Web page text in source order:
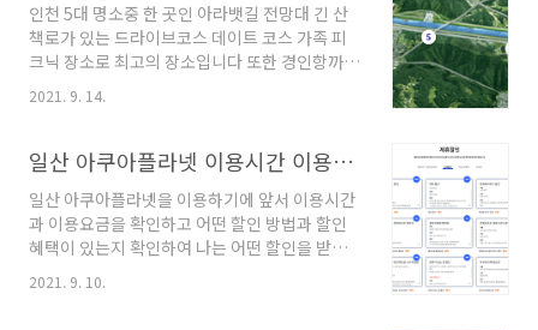
어오는 간조에는 어린아이들과 해수욕을 즐기기
에 좋고 물이 빠지는 간조에는 약 500m가량 갯
벌이 드러나며 수많은 갯벌생물을 체험할 수 있
습니다 또한 서해를 앞두고 울창한 소나무 숲에
알려져 있는 몽산포해수욕장 바로 아래로 이어져
있으며 아래로는 펜션과..
인천 5대 명소중 한 곳인 아라뱃길 전망대 긴 산
책로가 있는 드라이브코스 데이트 코스 가족 피
크닉 장소로 최고의 장소입니다 또한 경인항까지
이어지는 자전거 전용도로를 이용하면 멋진 풍경
을 배경으로 자전거 라이딩을 즐길 수 있는 곳으
서 많은 분이 이용하는 인천의 대표 명소입니다
리랑]의 후렴 부분 [아라리오]에서 따온 말입니다
아라뱃길은 인천 서구 오류동의 서해 김포 서울
강서구 개화동 한강까지 이어져 있습니다 아라뱃
길의 역사 사람과 물자의 이동을 편하게 하기 위
2021. 9. 14.
일산 아쿠아플라넷 이용시간 이용요금 할인혜택
일산 아쿠아플라넷을 이용하기에 앞서 이용시간
과 이용요금을 확인하고 어떤 할인 방법과 할인
혜택이 있는지 확인하여 나는 어떤 할인을 받을
수 있는데 나에게 맞는 최대 할인 혜택을 찾아 여
인과 함께 가족과 함께 조금 더 가성비 있는 관람
2021. 9. 10.